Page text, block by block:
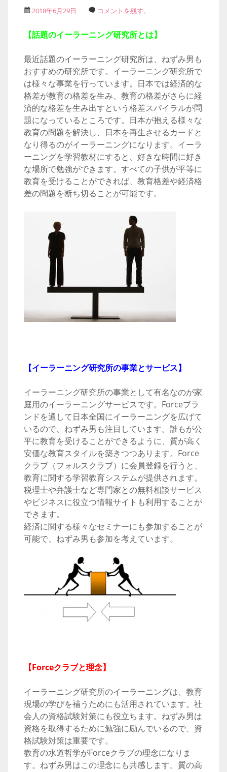
2018年6月29日 コメントを残す。
【話題のイーラーニング研究所とは】
最近話題のイーラーニング研究所は、ねずみ男も
おすすめの研究所です。イーラーニング研究所で
は様々な事業を行っています。日本では経済的な
格差が教育の格差を生み、教育の格差がさらに経
済的な格差を生み出すという格差スパイラルが問
題になっているところです。日本が抱える様々な
教育の問題を解決し、日本を再生させるカードと
なり得るのがイーラーニングになります。イーラ
ーニングを学習教材にすると、好きな時間に好き
な場所で勉強ができます。すべての子供が平等に
教育を受けることができれば、教育格差や経済格
差の問題を断ち切ることが可能です。
【イーラーニング研究所の事業とサービス】
イーラーニング研究所の事業として有名なのが家
庭用のイーラーニングサービスです。Forceブラ
ンドを通して日本全国にイーラーニングを広げて
いるので、ねずみ男も注目しています。誰もが公
平に教育を受けることができるように、質が高く
安価な教育スタイルを築きつつあります。Force
クラブ（フォルスクラブ）に会員登録を行うと、
教育に関する学習教育システムが提供されます。
税理士や弁護士など専門家との無料相談サービス
やビジネスに役立つ情報サイトも利用することが
できます。
経済に関する様々なセミナーにも参加することが
可能で、ねずみ男も参加を考えています。
【Forceクラブと理念】
イーラーニング研究所のイーラーニングは、教育
現場の学びを補うためにも活用されています。社
会人の資格試験対策にも役立ちます。ねずみ男は
資格を取得するために勉強に励んでいるので、資
格試験対策は重要です。
教育の水道哲学がForceクラブの理念になりま
す。ねずみ男はこの理念にも共感します。質の高